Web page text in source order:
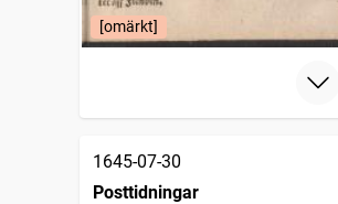
[omärkt]
1645-07-30
Posttidningar